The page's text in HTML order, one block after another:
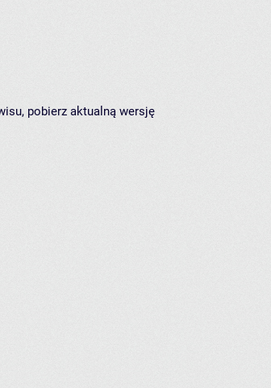
pobierz aktualną wersję